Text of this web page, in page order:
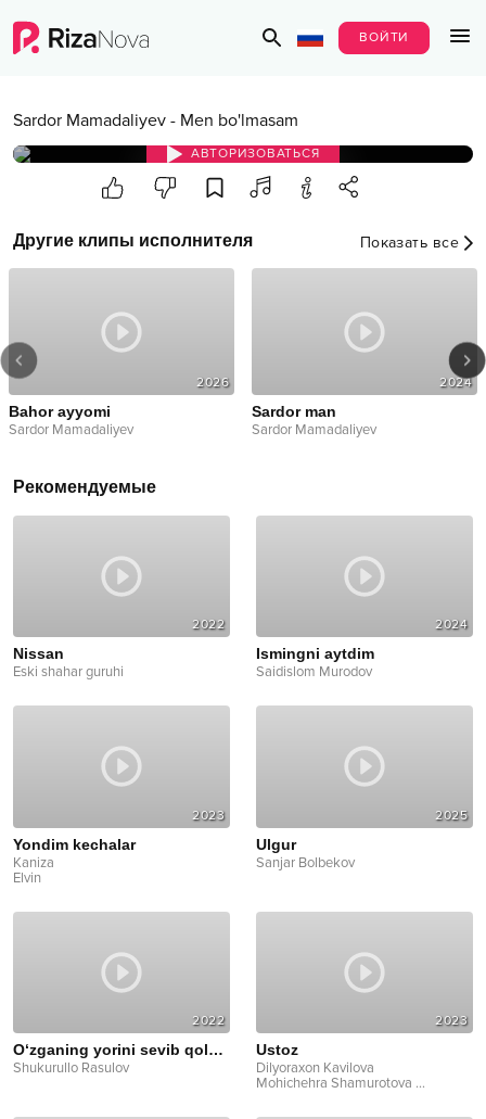
ВОЙТИ
Sardor Mamadaliyev - Men bo'lmasam
АВТОРИЗОВАТЬСЯ
Другие клипы исполнителя Показать все
ayyomi
Mamadaliyev
Sardor man
Sardor Mamadaliyev
Рекомендуемые
2022
Nissan
Eski shahar guruhi
2024
Ismingni aytdim
Saidislom Murodov
2023
Yondim kechalar
Kaniza
Elvin
2025
Ulgur
Sanjar Bolbekov
2022
O‘zganing yorini sevib qolganlar
Shukurullo Rasulov
2023
Ustoz
Dilyoraxon Kavilova
Mohichehra Shamurotova ...